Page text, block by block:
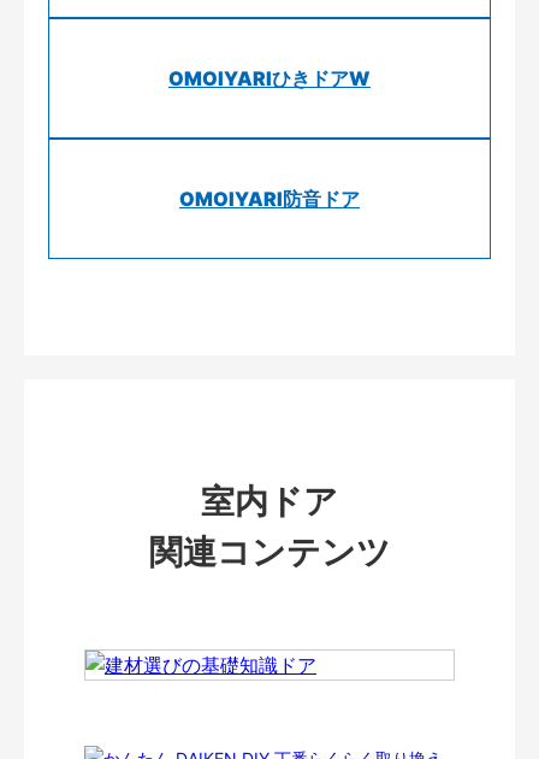
OMOIYARIひきドアW
OMOIYARI防音ドア
室内ドア
関連コンテンツ